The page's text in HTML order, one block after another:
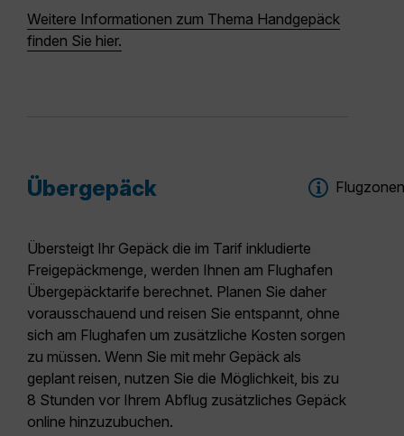
Weitere Informationen zum Thema Handgepäck
finden Sie hier.
Übergepäck Flugzonen
Übersteigt Ihr Gepäck die im Tarif inkludierte
Freigepäckmenge, werden Ihnen am Flughafen
Übergepäcktarife berechnet. Planen Sie daher
vorausschauend und reisen Sie entspannt, ohne
sich am Flughafen um zusätzliche Kosten sorgen
zu müssen. Wenn Sie mit mehr Gepäck als
geplant reisen, nutzen Sie die Möglichkeit, bis zu
8 Stunden vor Ihrem Abflug zusätzliches Gepäck
online hinzuzubuchen.